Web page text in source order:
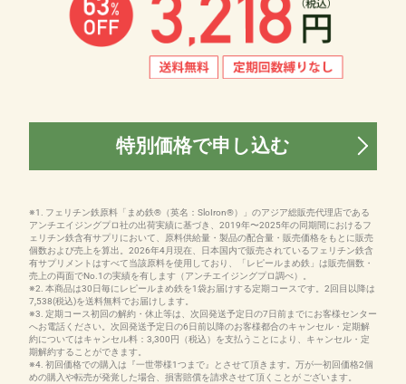
特別価格で申し込む
※1. フェリチン鉄原料「まめ鉄®（英名：SloIron®）」のアジア総販売代理店である
アンチエイジングプロ社の出荷実績に基づき、2019年〜2025年の同期間におけるフ
ェリチン鉄含有サプリにおいて、原料供給量・製品の配合量・販売価格をもとに販売
個数および売上を算出。2026年4月現在、日本国内で販売されているフェリチン鉄含
有サプリメントはすべて当該原料を使用しており、「レピールまめ鉄」は販売個数・
売上の両面でNo.1の実績を有します（アンチエイジングプロ調べ）。
※2. 本商品は30日毎にレピールまめ鉄を1袋お届けする定期コースです。2回目以降は
7,538(税込)を送料無料でお届けします。
※3. 定期コース初回の解約・休止等は、次回発送予定日の7日前までにお客様センター
へお電話ください。次回発送予定日の6日前以降のお客様都合のキャンセル・定期解
約についてはキャンセル料：3,300円（税込）を支払うことにより、キャンセル・定
期解約することができます。
※4. 初回価格での購入は『一世帯様1つまで』とさせて頂きます。万が一初回価格2個
めの購入や転売が発覚した場合、損害賠償を請求させて頂くことが ございます。